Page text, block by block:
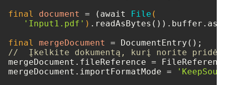
final
document = (await File (
'Input1.pdf' )
final
mergeDocument =
//  Įkelkite dokumentą, kurį norite pridėti
mergeDocument.fileReference =
mergeDocument.importFormatMode =